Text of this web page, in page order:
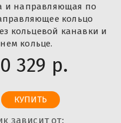
и направляющая по
кольцо
кольцевой канавки и
кольце.
329 р.
зависит от: